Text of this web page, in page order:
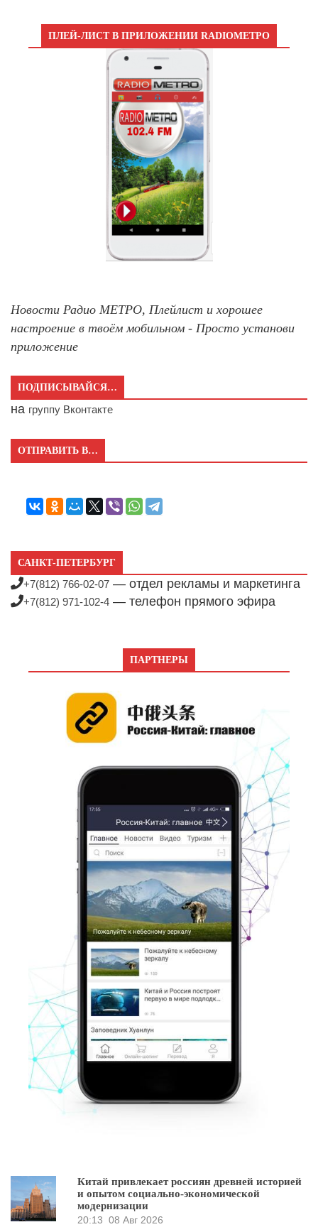
ПЛЕЙ-ЛИСТ В ПРИЛОЖЕНИИ RADIOМЕТРО
Новости Радио МЕТРО, Плейлист и хорошее
настроение в твоём мобильном - Просто установи
приложение
ПОДПИСЫВАЙСЯ…
на группу Вконтакте
ОТПРАВИТЬ В…
САНКТ-ПЕТЕРБУРГ
+7(812) 766-02-07 — отдел рекламы и маркетинга
+7(812) 971-102-4 — телефон прямого эфира
ПАРТНЕРЫ
Китай привлекает россиян древней историей
и опытом социально-экономической
модернизации
20:13 08 Авг 2026